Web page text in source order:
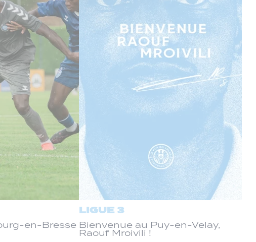
en-Bresse
LIGUE 3
Bienvenue au Puy-en-Velay,
Raouf Mroivili !